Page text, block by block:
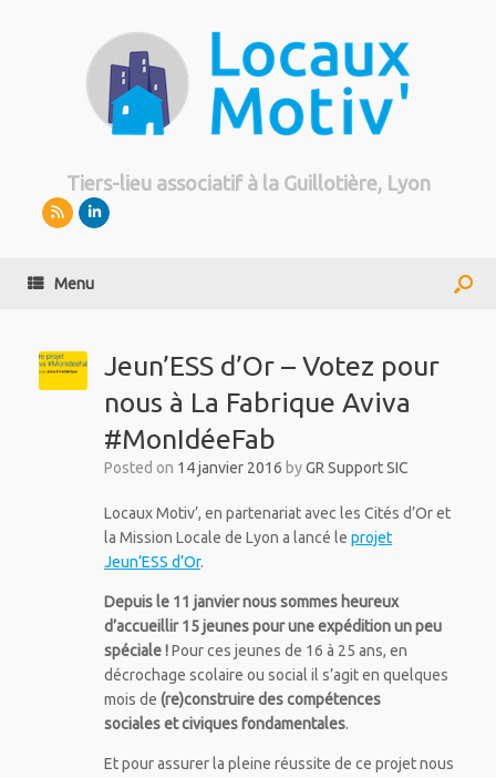
Tiers-lieu associatif à la Guillotière, Lyon
Menu
Jeun’ESS d’Or – Votez pour
nous à La Fabrique Aviva
#MonIdéeFab
Posted on 14 janvier 2016 byGR Support SIC
Locaux Motiv’, en partenariat avec les Cités d’Or et
la Mission Locale de Lyon a lancé le projet
Jeun’ESS d’Or.
Depuis le 11 janvier nous sommes heureux
d’accueillir 15 jeunes pour une expédition un peu
spéciale !Pour ces jeunes de 16 à 25 ans, en
décrochage scolaire ou social il s’agit en quelques
mois de (re)construire des compétences
sociales et civiques fondamentales.
Et pour assurer la pleine réussite de ce projet nous